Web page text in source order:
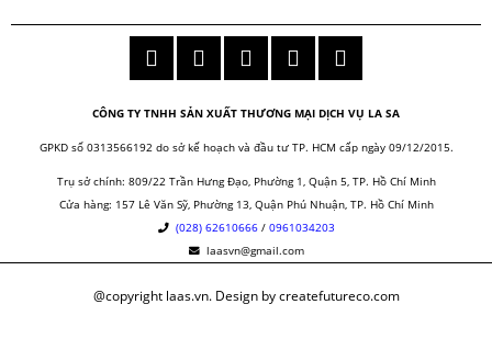
CÔNG TY TNHH SẢN XUẤT THƯƠNG MẠI DỊCH VỤ LA SA
GPKD số 0313566192 do sở kế hoạch và đầu tư TP. HCM cấp ngày 09/12/2015.
Trụ sở chính: 809/22 Trần Hưng Đạo, Phường 1, Quận 5, TP. Hồ Chí Minh
Cửa hàng: 157 Lê Văn Sỹ, Phường 13, Quận Phú Nhuận, TP. Hồ Chí Minh
(028) 62610666/ 0961034203
laasvn@gmail.com
@copyright laas.vn. Design by createfutureco.com